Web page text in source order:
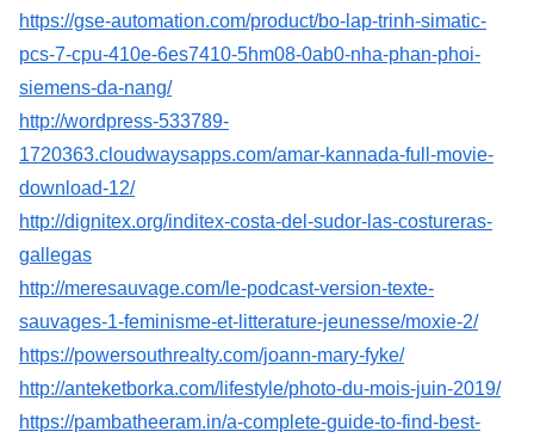
https://gse-automation.com/product/bo-lap-trinh-simatic-
pcs-7-cpu-410e-6es7410-5hm08-0ab0-nha-phan-phoi-
siemens-da-nang/
http://wordpress-533789-
1720363.cloudwaysapps.com/amar-kannada-full-movie-
download-12/
http://dignitex.org/inditex-costa-del-sudor-las-costureras-
gallegas
http://meresauvage.com/le-podcast-version-texte-
sauvages-1-feminisme-et-litterature-jeunesse/moxie-2/
https://powersouthrealty.com/joann-mary-fyke/
http://anteketborka.com/lifestyle/photo-du-mois-juin-2019/
https://pambatheeram.in/a-complete-guide-to-find-best-